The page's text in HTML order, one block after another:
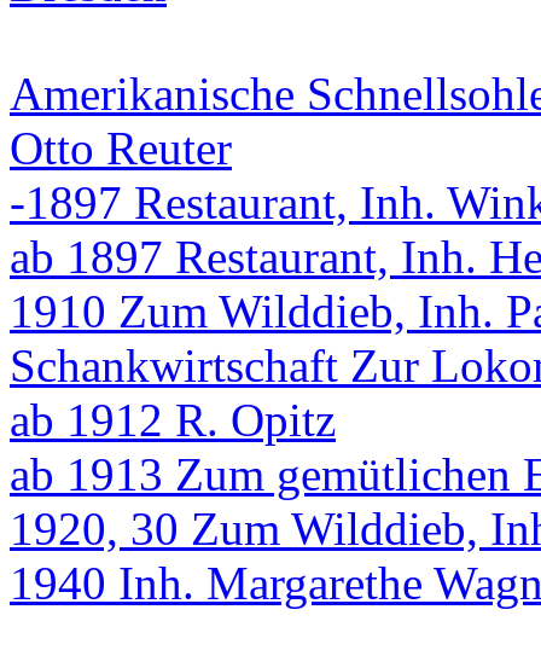
Amerikanische
Otto Reuter
-1897 Restaurant, Inh.
ab 1897 Restaurant, Inh.
1910 Zum Wilddieb, Inh.
Schankwirtschaft Zur
ab 1912 R. Opitz
ab 1913 Zum gemütlichen
1920, 30 Zum Wilddieb,
1940 Inh. Margarethe